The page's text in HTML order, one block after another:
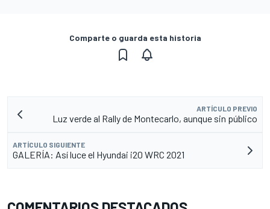
Comparte o guarda esta historia
ARTÍCULO PREVIO
Luz verde al Rally de Montecarlo, aunque sin público
ARTÍCULO SIGUIENTE
GALERÍA: Así luce el Hyundai i20 WRC 2021